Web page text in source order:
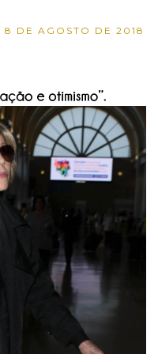
8 DE AGOSTO DE 2018